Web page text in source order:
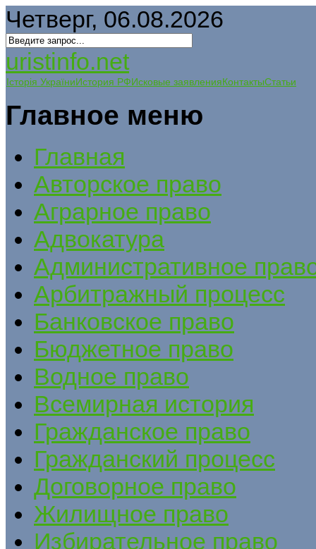
Четверг, 06.08.2026
uristinfo.net
Історія УкраїниИстория РФИсковые заявленияКонтактыСтатьи
Главное меню
Главная
Авторское право
Аграрное право
Адвокатура
Административное
Арбитражный процесс
Банковское право
Бюджетное право
Водное право
Всемирная история
Гражданское право
Гражданский процесс
Договорное право
Жилищное право
Избирательное право